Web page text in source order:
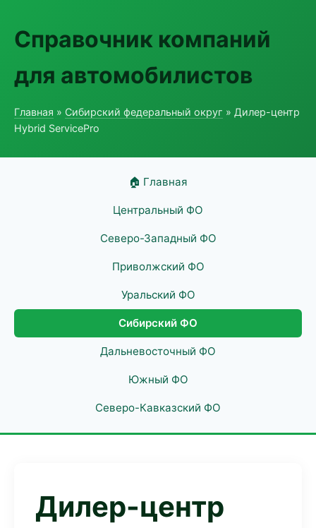
Справочник компаний
для автомобилистов
Главная » Сибирский федеральный округ » Дилер-центр
Hybrid ServicePro
🏠 Главная
Центральный ФО
Северо-Западный ФО
Приволжский ФО
Уральский ФО
Сибирский ФО
Дальневосточный ФО
Южный ФО
Северо-Кавказский ФО
Дилер-центр